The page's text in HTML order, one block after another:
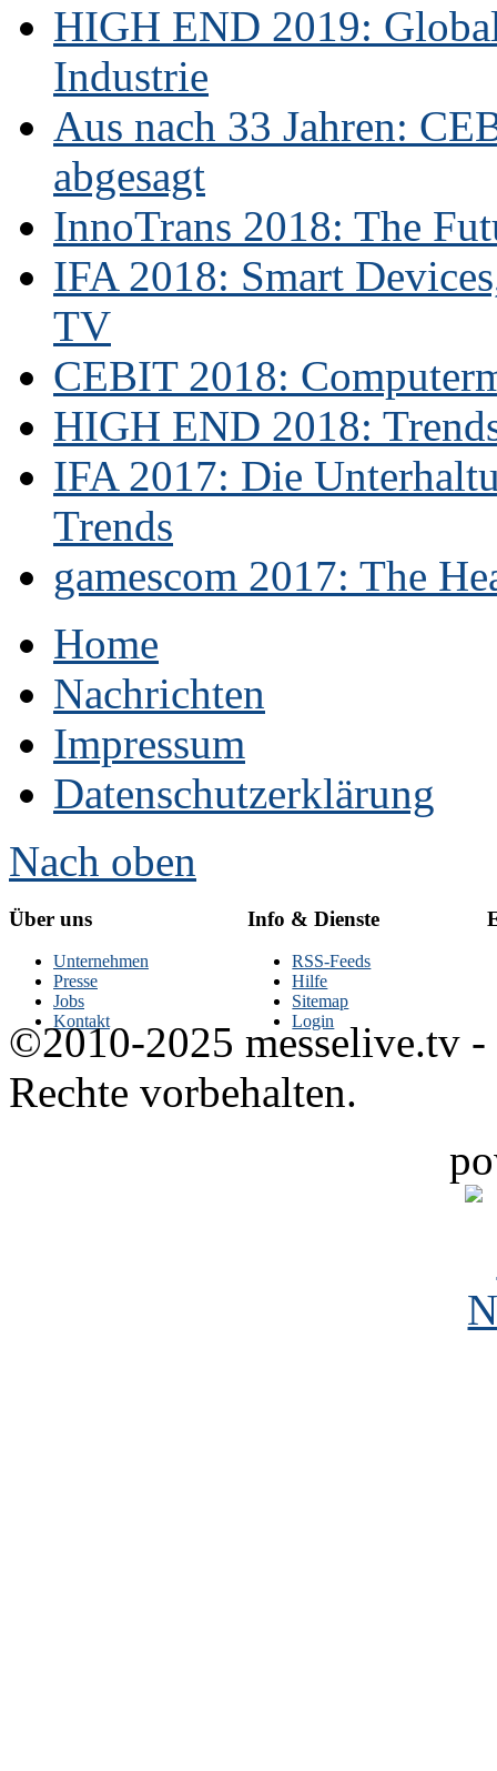
HIGH END 2019:
Industrie
Aus nach 33 Jahren:
abgesagt
InnoTrans 2018: The
IFA 2018: Smart
TV
CEBIT 2018:
HIGH END 2018:
IFA 2017: Die
Trends
gamescom 2017: The
Home
Nachrichten
Impressum
Datenschutzerklärung
Nach oben
Über uns
Unternehmen
Presse
Jobs
Kontakt
Info & Dienste
RSS-Feeds
Hilfe
Sitemap
Login
©2010-2025 messelive.tv -
Rechte vorbehalten.